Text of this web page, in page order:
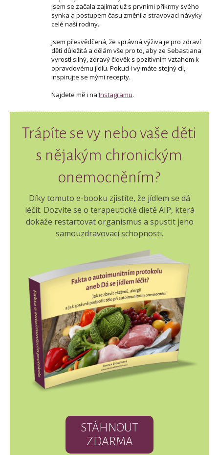
jsem se začala zajímat už s prvními příkrmy svého
synka a postupem času změnila stravovací návyky
celé naší rodiny.
Jsem přesvědčená, že správná výživa je pro zdraví
dětí důležitá a dělám vše pro to, aby ze Sebastiana
vyrostl silný, zdravý člověk s pozitivním vztahem k
opravdovému jídlu. Pokud i vy máte stejný cíl,
inspirujte se mými recepty.
Najdete mě i na Instagramu.
Trápíte se vy nebo vaše děti
s nějakým chronickým
onemocněním?
Díky tomuto e-booku zjistíte, že jídlem se dá
léčit. Dozvíte se o terapeutické dietě AIP, která
dokáže restartovat organismus a spustit jeho
samouzdravovací schopnosti.
STÁHNOUT
ZDARMA